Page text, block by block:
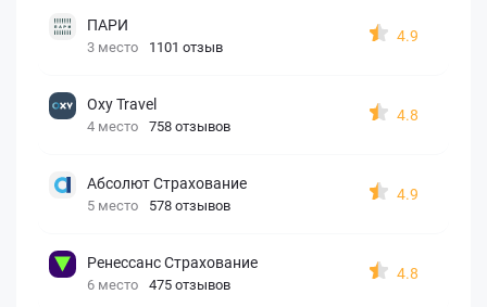
ПАРИ
3 место 1101 отзыв
4.9
Oxy Travel
4 место 758 отзывов
4.8
Абсолют Страхование
5 место 578 отзывов
4.9
Ренессанс Страхование
6 место 475 отзывов
4.8